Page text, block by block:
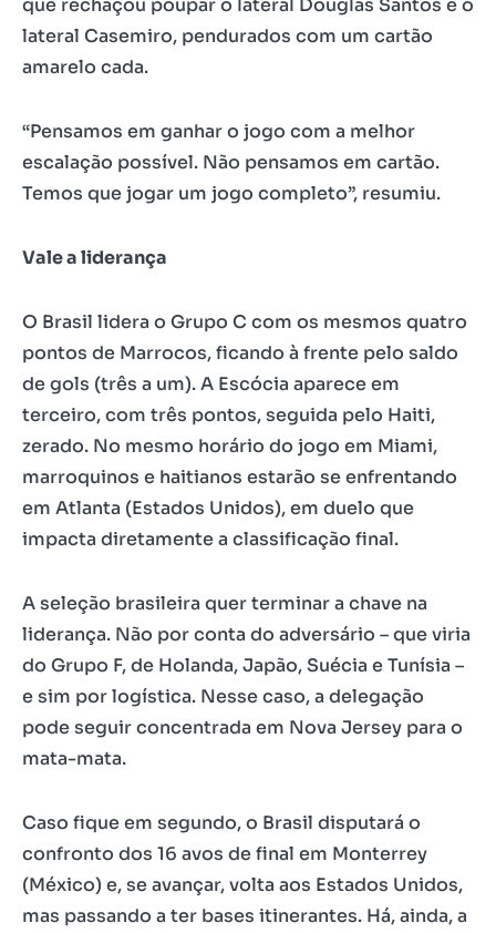
lateral Casemiro, pendurados com um cartão
amarelo cada.
“Pensamos em ganhar o jogo com a melhor
escalação possível. Não pensamos em cartão.
Temos que jogar um jogo completo”, resumiu.
Vale a liderança
O Brasil lidera o Grupo C com os mesmos quatro
pontos de Marrocos, ficando à frente pelo saldo
de gols (três a um). A Escócia aparece em
terceiro, com três pontos, seguida pelo Haiti,
zerado. No mesmo horário do jogo em Miami,
marroquinos e haitianos estarão se enfrentando
em Atlanta (Estados Unidos), em duelo que
impacta diretamente a classificação final.
A seleção brasileira quer terminar a chave na
liderança. Não por conta do adversário – que viria
do Grupo F, de Holanda, Japão, Suécia e Tunísia –
e sim por logística. Nesse caso, a delegação
pode seguir concentrada em Nova Jersey para o
mata-mata.
Caso fique em segundo, o Brasil disputará o
confronto dos 16 avos de final em Monterrey
(México) e, se avançar, volta aos Estados Unidos,
mas passando a ter bases itinerantes. Há, ainda, a